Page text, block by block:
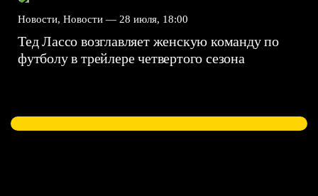
Новости, Новости — 28 июля, 18:00
Тед Лассо возглавляет женскую команду по
футболу в трейлере четвертого сезона